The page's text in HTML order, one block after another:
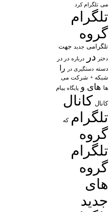
می تلگرام کرد
تلگرام
گروه
تلگرامی جدید جهت
دختر در درباره در در
دسته دستگیری در را
شبکه + شرکت می
ها های و پایگاه پیام
کانال کانال
تلگرام که
گروه
تلگرام
گروه
های
جدید